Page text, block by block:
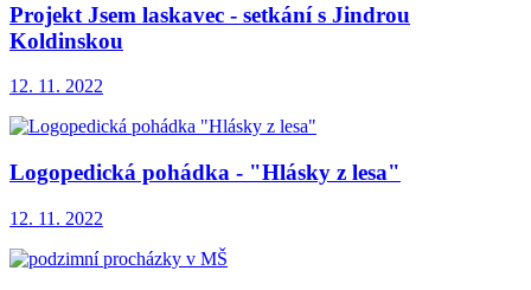
Projekt Jsem laskavec - setkání s Jindrou
Koldinskou
12. 11. 2022
Logopedická pohádka - "Hlásky z lesa"
12. 11. 2022